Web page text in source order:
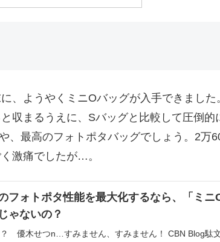
、ようやくミニOバッグが入手できました
収まるうえに、Sバッグと比較して圧倒的
、最高のフォトポタバッグでしょう。2万
激痛でしたが…。
フォトポタ性能を最大化するなら、「ミニ
ゃないの？
優木せつn…すみません、すみません！ CBN Blog駄